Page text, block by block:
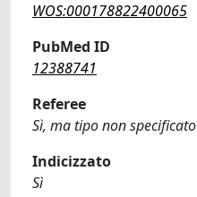
WOS:000178822400065
PubMed ID
12388741
Referee
Sì, ma tipo non specificato
Indicizzato
Sì